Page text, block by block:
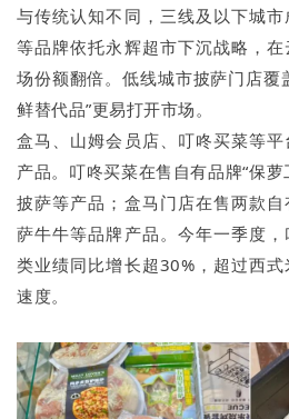
与传统认知不同，三线及以下城
等品牌依托永辉超市下沉战略，
场份额翻倍。低线城市披萨门店覆
鲜替代品”更易打开市场。
盒马、山姆会员店、叮咚买菜等
产品。叮咚买菜在售自有品牌“保
披萨等产品；盒马门店在售两款
萨牛牛等品牌产品。今年一季度
类业绩同比增长超30%，超过西
速度。